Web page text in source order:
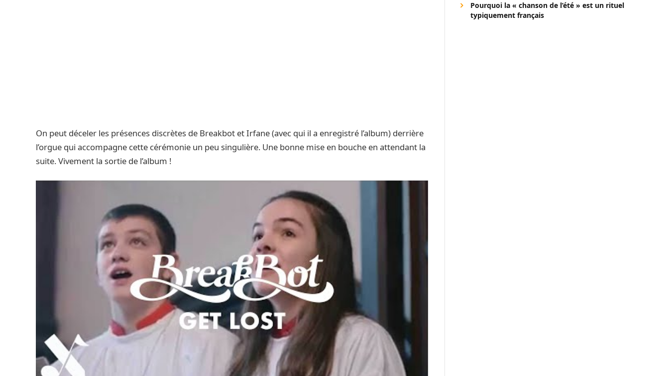
On peut déceler les présences discrètes de Breakbot et Irfane (avec qui il a enregistré l’album) derrière
l’orgue qui accompagne cette cérémonie un peu singulière. Une bonne mise en bouche en attendant la
suite. Vivement la sortie de l’album !
Pourquoi la « chanson de l’été » est un rituel
typiquement français